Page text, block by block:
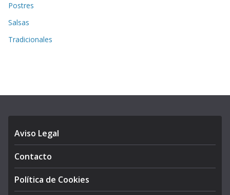
Postres
Salsas
Tradicionales
Aviso Legal
Contacto
Política de Cookies